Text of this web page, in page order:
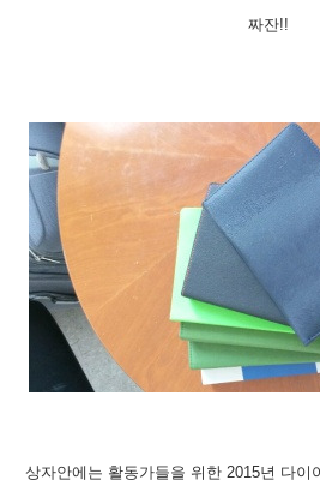
짜잔!!
상자안에는 활동가들을 위한 2015년 다이